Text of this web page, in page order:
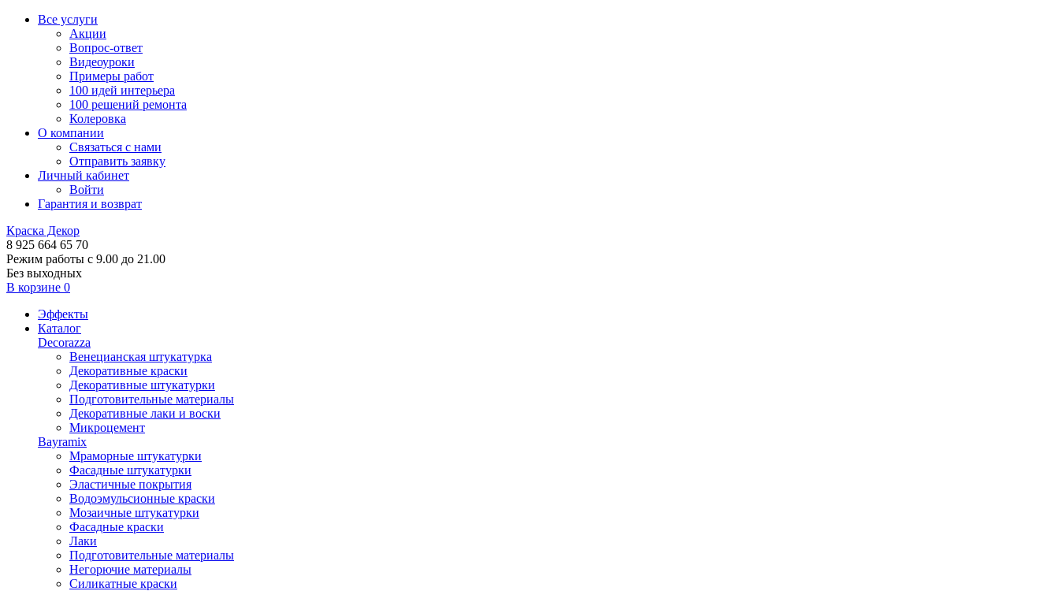
Все услуги
Акции
Вопрос-ответ
Видеоуроки
Примеры работ
100 идей интерьера
100 решений ремонта
Колеровка
О компании
Связаться с нами
Отправить заявку
Личный кабинет
Войти
Гарантия и возврат
Краска Декор
8 925 664 65 70
Режим работы с 9.00 до 21.00
Без выходных
В корзине 0
Эффекты
Каталог
Decorazza
Венецианская штукатурка
Декоративные краски
Декоративные штукатурки
Подготовительные материалы
Декоративные лаки и воски
Микроцемент
Bayramix
Мраморные штукатурки
Фасадные штукатурки
Эластичные покрытия
Водоэмульсионные краски
Мозаичные штукатурки
Фасадные краски
Лаки
Подготовительные материалы
Негорючие материалы
Силикатные краски